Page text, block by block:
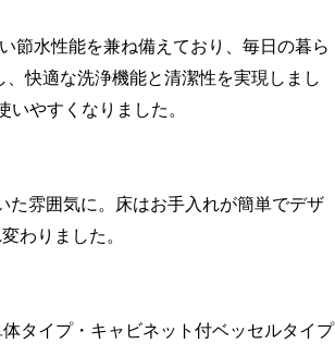
節水性能を兼ね備えており、毎日の暮ら
快適な洗浄機能と清潔性を実現しまし
やすくなりました。
雰囲気に。床はお手入れが簡単でデザ
わりました。
タイプ・キャビネット付ベッセルタイプ